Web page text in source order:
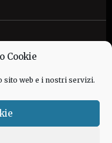
Cookie
sito web e i nostri servizi.